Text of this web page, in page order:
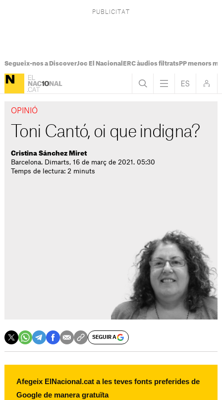
Segueix-nos a DiscoverJoc El Nacional ERC àudios filtratsPP menors
OPINIÓ
Toni Cantó, oi que indigna?
Cristina Sánchez Miret
Barcelona. Dimarts, 16 de març de 2021. 05:30
Temps de lectura: 2 minuts
SEGUIR A
Afegeix ElNacional.cat a les teves fonts preferides de
Google de manera gratuïta